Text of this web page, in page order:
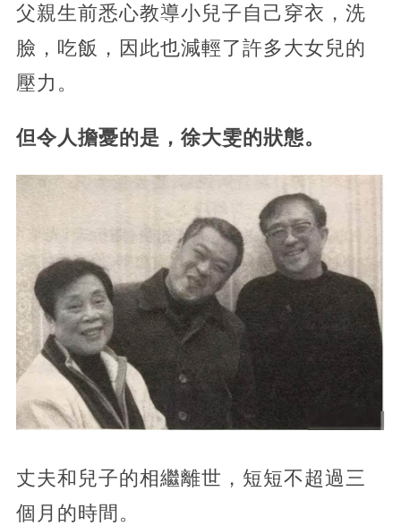
父親生前悉心教導小兒子自己穿衣，洗
臉，吃飯，因此也減輕了許多大女兒的
壓力。
但令人擔憂的是，徐大雯的狀態。
丈夫和兒子的相繼離世，短短不超過三
個月的時間。